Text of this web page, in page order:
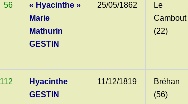
56
« Hyacinthe »
Marie
Mathurin
GESTIN
25/05/1862
Le
Cambout
(22)
112
Hyacinthe
GESTIN
11/12/1819
Bréhan
(56)